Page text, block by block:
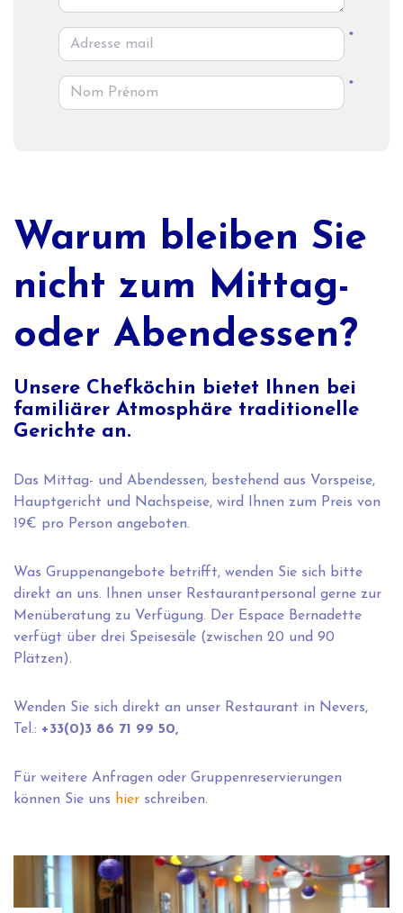
Warum bleiben Sie
nicht zum Mittag-
oder Abendessen?
Unsere Chefköchin bietet Ihnen bei
familiärer Atmosphäre traditionelle
Gerichte an.
Das Mittag- und Abendessen, bestehend aus Vorspeise,
Hauptgericht und Nachspeise, wird Ihnen zum Preis von
19€ pro Person angeboten.
Was Gruppenangebote betrifft, wenden Sie sich bitte
direkt an uns. Ihnen unser Restaurantpersonal gerne zur
Menüberatung zu Verfügung. Der Espace Bernadette
verfügt über drei Speisesäle (zwischen 20 und 90
Plätzen).
Wenden Sie sich direkt an unser Restaurant in Nevers,
Tel.: +33(0)3 86 71 99 50,
Für weitere Anfragen oder Gruppenreservierungen
können Sie uns hier schreiben.
*
*